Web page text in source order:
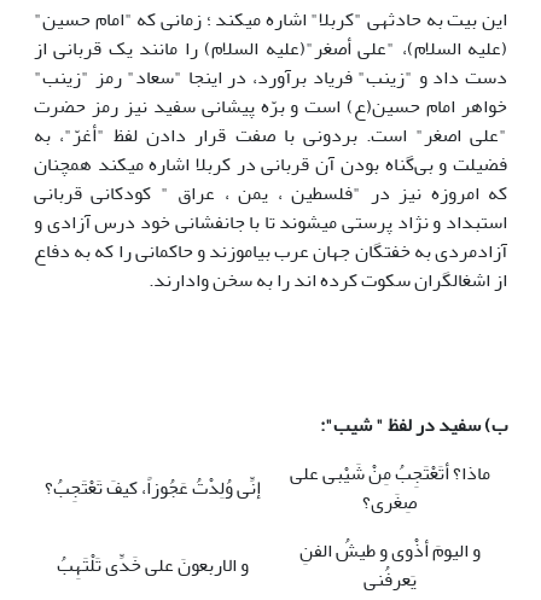
این بیت به حادثه­ی "کربلا" اشاره می­کند ؛ زمانی که "امام حسین"
(علیه السلام)، "علی أصغر"(علیه السلام) را مانند یک قربانی از
دست داد و "زینب" فریاد برآورد، در اینجا "سعاد" رمز "زینب"
خواهر امام حسین(ع) است و برّه پیشانی سفید نیز رمز حضرت
"علی اصغر" است. بردونی با صفت قرار دادن لفظ "أغرّ"، به
فضیلت و بی‌گناه بودن آن قربانی در کربلا اشاره می­کند همچنان
که امروزه نیز در "فلسطین ، یمن ، عراق " کودکانی قربانی
استبداد و نژاد پرستی می­شوند تا با جانفشانی خود درس آزادی و
آزادمردی به خفتگان جهان عرب بیاموزند و حاکمانی را که به دفاع
از اشغالگران سکوت کرده اند را به سخن وادارند.
ب) سفید در لفظ " شیب":
ماذا؟ أتَعْتَجِبُ مِنْ شَیْبی علی
صِغَری؟
إنِّی وُلِدْتُ عَجُوزاً، کیفَ تَعْتَجِبُ؟
و الیومَ أذْوی و طیشُ الفنِ
یَعرفُنی
و الاربعونَ علی خَدِّی تَلْتَهِبُ